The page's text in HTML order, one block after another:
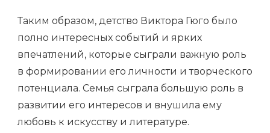
Таким образом, детство Виктора Гюго было
полно интересных событий и ярких
впечатлений, которые сыграли важную роль
в формировании его личности и творческого
потенциала. Семья сыграла большую роль в
развитии его интересов и внушила ему
любовь к искусству и литературе.